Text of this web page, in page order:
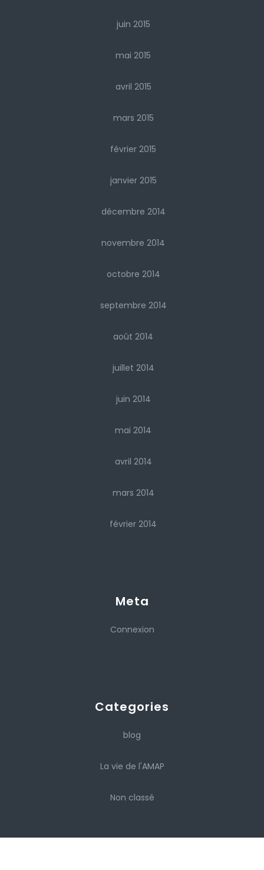
juin 2015
mai 2015
avril 2015
mars 2015
février 2015
janvier 2015
décembre 2014
novembre 2014
octobre 2014
septembre 2014
août 2014
juillet 2014
juin 2014
mai 2014
avril 2014
mars 2014
février 2014
Meta
Connexion
Categories
blog
La vie de l'AMAP
Non classé